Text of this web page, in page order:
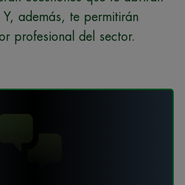
además, te permitirán
profesional del sector.